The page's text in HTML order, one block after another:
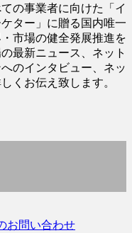
の事業者に向けた「イ
ター」に贈る国内唯一
市場の健全発展推進を
最新ニュース、ネット
のインタビュー、ネッ
くお伝え致します。
お問い合わせ